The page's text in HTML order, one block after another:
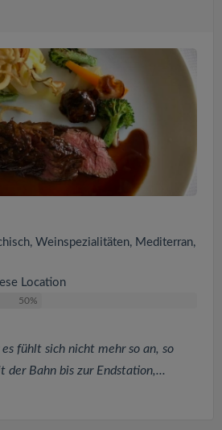
Weinspezialitäten, Mediterran,
Location
50%
fühlt sich nicht mehr so an, so
Bahn bis zur Endstation,...